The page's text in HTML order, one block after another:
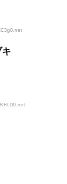
.net
.net